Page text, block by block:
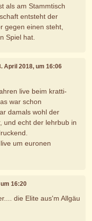
als am Stammtisch
entsteht der
gegen einen steht,
Spiel hat.
April 2018, um 16:06
live beim kratti-
war schon
damals wohl der
und echt der lehrbub in
um euronen
16:20
die Elite aus'm Allgäu